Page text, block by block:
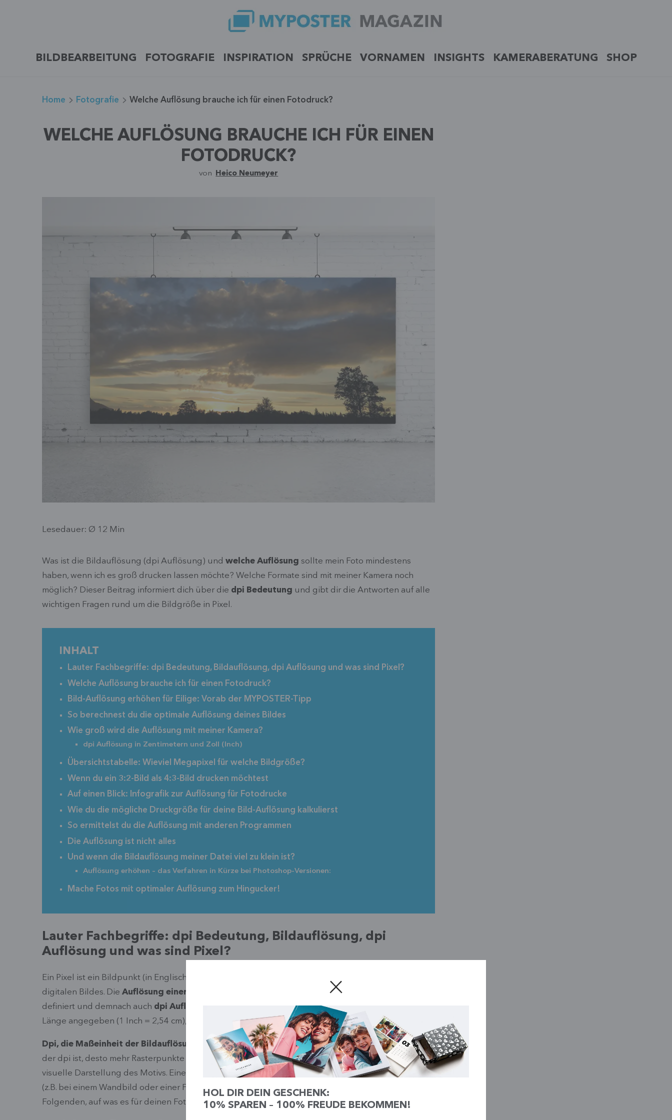
BILDBEARBEITUNG FOTOGRAFIE INSPIRATION SPRÜCHE VORNAMEN INSIGHTS KAMERABERATUNG SHOP
Home Fotografie Welche Auflösung brauche ich für einen Fotodruck?
WELCHE AUFLÖSUNG BRAUCHE ICH FÜR EINEN
FOTODRUCK?
von Heico Neumeyer
Lesedauer: Ø 12 Min
Was ist die Bildauflösung (dpi Auflösung) und welche Auflösung sollte mein Foto mindestens
haben, wenn ich es groß drucken lassen möchte? Welche Formate sind mit meiner Kamera noch
möglich? Dieser Beitrag informiert dich über die dpi Bedeutung und gibt dir die Antworten auf alle
wichtigen Fragen rund um die Bildgröße in Pixel.
INHALT
Lauter Fachbegriffe: dpi Bedeutung, Bildauflösung, dpi Auflösung und was sind Pixel?
Welche Auflösung brauche ich für einen Fotodruck?
Bild-Auflösung erhöhen für Eilige: Vorab der MYPOSTER-Tipp
So berechnest du die optimale Auflösung deines Bildes
Wie groß wird die Auflösung mit meiner Kamera?
dpi Auflösung in Zentimetern und Zoll (Inch)
Übersichtstabelle: Wieviel Megapixel für welche Bildgröße?
Wenn du ein 3:2-Bild als 4:3-Bild drucken möchtest
Auf einen Blick: Infografik zur Auflösung für Fotodrucke
Wie du die mögliche Druckgröße für deine Bild-Auflösung kalkulierst
So ermittelst du die Auflösung mit anderen Programmen
Die Auflösung ist nicht alles
Und wenn die Bildauflösung meiner Datei viel zu klein ist?
Auflösung erhöhen – das Verfahren in Kürze bei Photoshop-Versionen:
Mache Fotos mit optimaler Auflösung zum Hingucker!
Lauter Fachbegriffe: dpi Bedeutung, Bildauflösung, dpi
Auflösung und was sind Pixel?
Ein Pixel ist ein Bildpunkt (in Englisch „dot“) einer digitalen Datei und der kleinste Bestandteil eines
digitalen Bildes. Die Auflösung einer Bilddatei Maßeinheit dpi
definiert und demnach auch dpi Auflösung
genannt. Mit dpi wird die Punktdichte auf einer Inch-
Länge angegeben (1 Inch = 2,54 cm), also
wie viele Bild-Pixel sich auf einem Inch befinden
Dpi, die Maßeinheit der Bildauflösung
, gibt dir Auskunft über die Bildschärfe. Je höher die Anzahl
der dpi ist, desto mehr Rasterpunkte sind vorhanden und umso detaillierter und genauer ist die
visuelle Darstellung des Motivs. Eine
hohe Bildauflösung
führt in der Regel für deinen Bilddruck
(z.B. bei einem Wandbild oder einer Fototapete) zu einem scharfen Druckergebnis – aber lies jetzt im
Folgenden, auf was es für deinen Fotodruck sonst noch ankommt.
HOL DIR DEIN GESCHENK:
10% SPAREN – 100% FREUDE BEKOMMEN!